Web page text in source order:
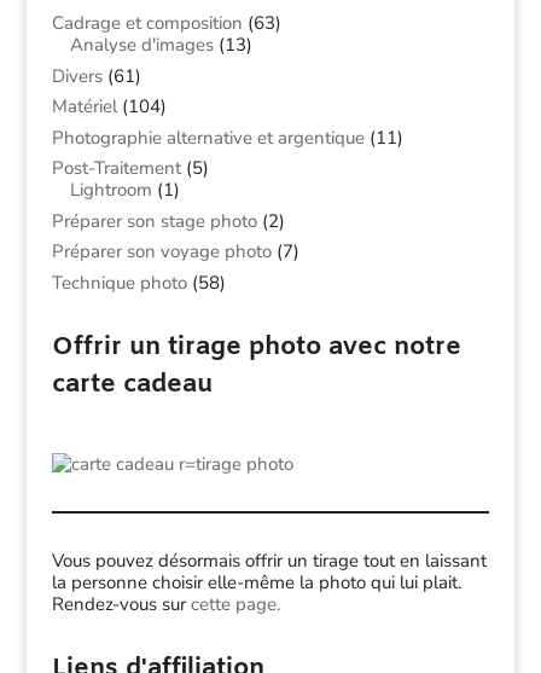
Cadrage et composition (63)
Analyse d'images(13)
Divers(61)
Matériel(104)
Photographie alternative et argentique(11)
Post-Traitement(5)
Lightroom (1)
Préparer son stage photo(2)
Préparer son voyage photo(7)
Technique photo(58)
Offrir un tirage photo avec notre
carte cadeau
Vous pouvez désormais offrir un tirage tout en laissant
la personne choisir elle-même la photo qui lui plait.
Rendez-vous surcette page.